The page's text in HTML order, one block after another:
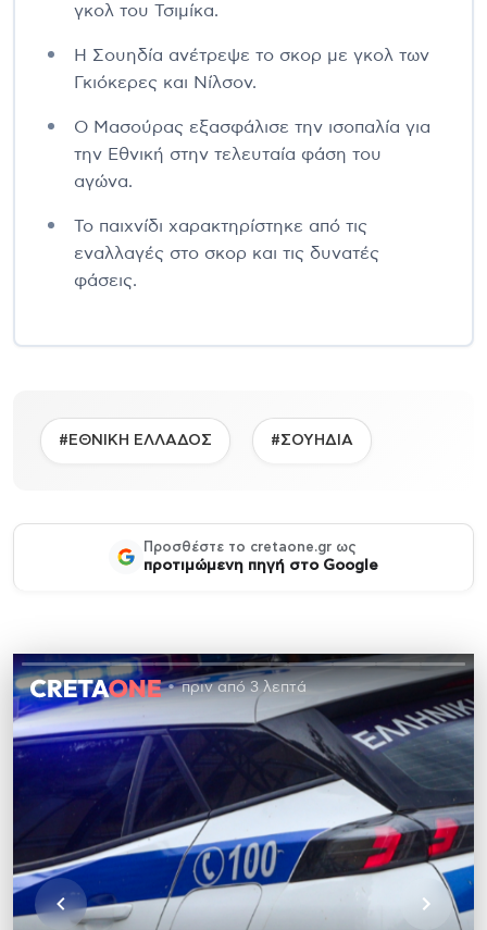
γκολ του Τσιμίκα.
Η Σουηδία ανέτρεψε το σκορ με γκολ των
Γκιόκερες και Νίλσον.
Ο Μασούρας εξασφάλισε την ισοπαλία για
την Εθνική στην τελευταία φάση του
αγώνα.
Το παιχνίδι χαρακτηρίστηκε από τις
εναλλαγές στο σκορ και τις δυνατές
φάσεις.
#ΕΘΝΙΚΗ ΕΛΛΑΔΟΣ #ΣΟΥΗΔΙΑ
Προσθέστε το cretaone.gr ως
προτιμώμενη πηγή στο Google
πριν από 3 λεπτά